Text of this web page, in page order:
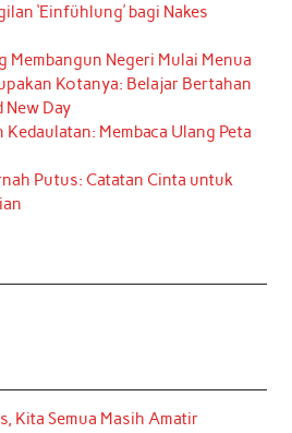
‘Einfühlung’ bagi Nakes
Membangun Negeri Mulai Menua
Kotanya: Belajar Bertahan
New Day
Kedaulatan: Membaca Ulang Peta
Putus: Catatan Cinta untuk
Kita Semua Masih Amatir